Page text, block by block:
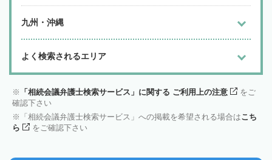
九州・沖縄
よく検索されるエリア
「相続会議弁護士検索サービス」に関する ご利用上の注意
をご
確認下さい
「相続会議弁護士検索サービス」への掲載を希望される場合はこち
ら
をご確認下さい